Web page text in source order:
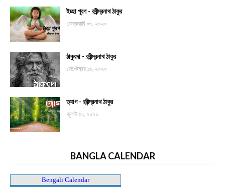
ইচ্ছা পূরণ - রবীন্দ্রনাথ ঠাকুর
ফেব্রুয়ারি ০৩, ২০২০
ঠাকুরদা - রবীন্দ্রনাথ ঠাকুর
সেপ্টেম্বর ১৬, ২০২০
ত্যাগ - রবীন্দ্রনাথ ঠাকুর
জুলাই ৩১, ২০২০
BANGLA CALENDAR